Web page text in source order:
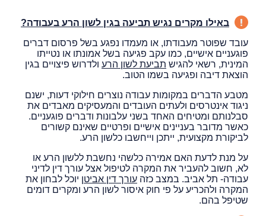
באילו מקרים נגיש תביעה בגין לשון הרע בעבודה?
עובד שפוטר מעבודתו, או מעמדו נפגע בשל פרסום דברים
פוגעניים אישיים, כמו עקב פגיעה בשל אמונתו או נטייתו
המינית, רשאי להגיש תביעת לשון הרע ולדרוש פיצויים בגין
הוצאת דיבה ופגיעה בשמו הטוב.
מטבע הדברים במקומות עבודה נוצרים חילוקי דעות, ישנם
ניגוד אינטרסים ולעתים העובדים והמעסיקים מאבדים את
סבלנותם ומטיחים האחד בשני עלבונות ודברים פוגעניים.
כאשר מדובר בעניינים אישיים ופרטיים שאינם קשורים
לביקורת מקצועית, ייתכן וייחשבו כלשון הרע.
על מנת לדעת האם אמירה כלשהי נחשבת ללשון הרע או
לא, חשוב להעביר את המקרה לטיפול אצל עורך דין לדיני
עבודה- תל אביב. במצב כזה עורך דין אביטן יוכל לבחון את
המקרה ולהכריע על פי חוק איסור לשון הרע ומקרים דומים
שטיפל בהם.